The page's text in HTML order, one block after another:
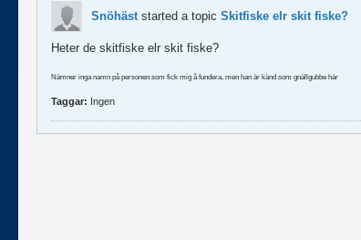
Snöhäststarted a topic Skitfiske elr skit fiske?
Heter de skitfiske elr skit fiske?
Nämner inga namn på personen som fick mig å fundera, men han är känd som gnällgubbe här
Taggar: Ingen